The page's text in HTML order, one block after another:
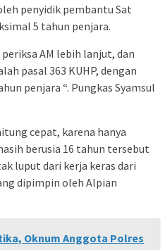
penyidik pembantu Sat
5 tahun penjara.
AM lebih lanjut, dan
pasal 363 KUHP, dengan
penjara “. Pungkas Syamsul
cepat, karena hanya
berusia 16 tahun tersebut
luput dari kerja keras dari
dipimpin oleh Alpian
Oknum Anggota Polres